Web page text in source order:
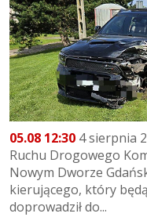
05.08 12:30 4 sierpnia
Ruchu Drogowego
Nowym Dworze
kierującego, który
doprowadził do...